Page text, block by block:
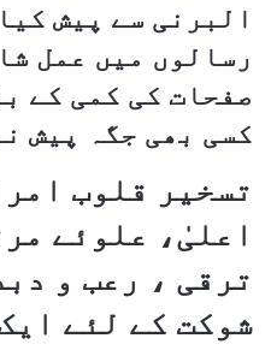
البرنی سے پیش
رسالوں میں عمل
صفحات کی کمی کے
کسی بھی جگہ پیش
تسخیر قلوب
اعلیٰ، علوئے
ترقی ، رعب و
شوکت کے لئے